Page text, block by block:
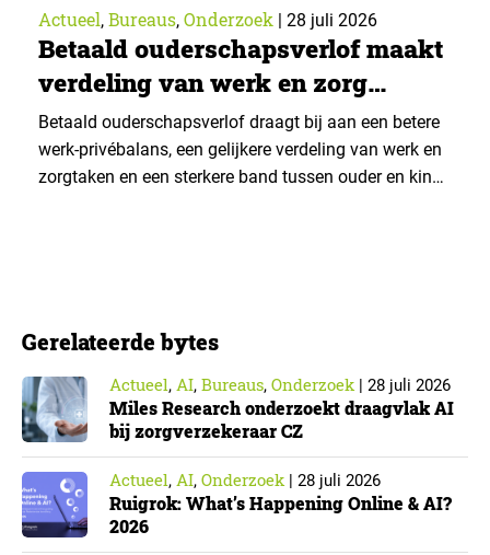
Actueel, Bureaus, Onderzoek | 28 juli 2026
Betaald ouderschapsverlof maakt
verdeling van werk en zorg
gelijker
Betaald ouderschapsverlof draagt bij aan een betere
werk-privébalans, een gelijkere verdeling van werk en
zorgtaken en een sterkere band tussen ouder en kind.
Gerelateerde bytes
Actueel, AI, Bureaus, Onderzoek| 28 juli 2026
Miles Research onderzoekt draagvlak AI
bij zorgverzekeraar CZ
Actueel, AI, Onderzoek| 28 juli 2026
Ruigrok: What’s Happening Online & AI?
2026